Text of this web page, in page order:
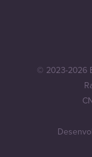
© 2023-2026